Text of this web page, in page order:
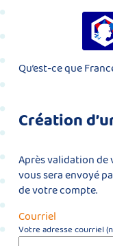
Qu’est-ce que
Création
Après validation de
vous sera envoyé
de votre compte.
Courriel
Votre adresse courriel